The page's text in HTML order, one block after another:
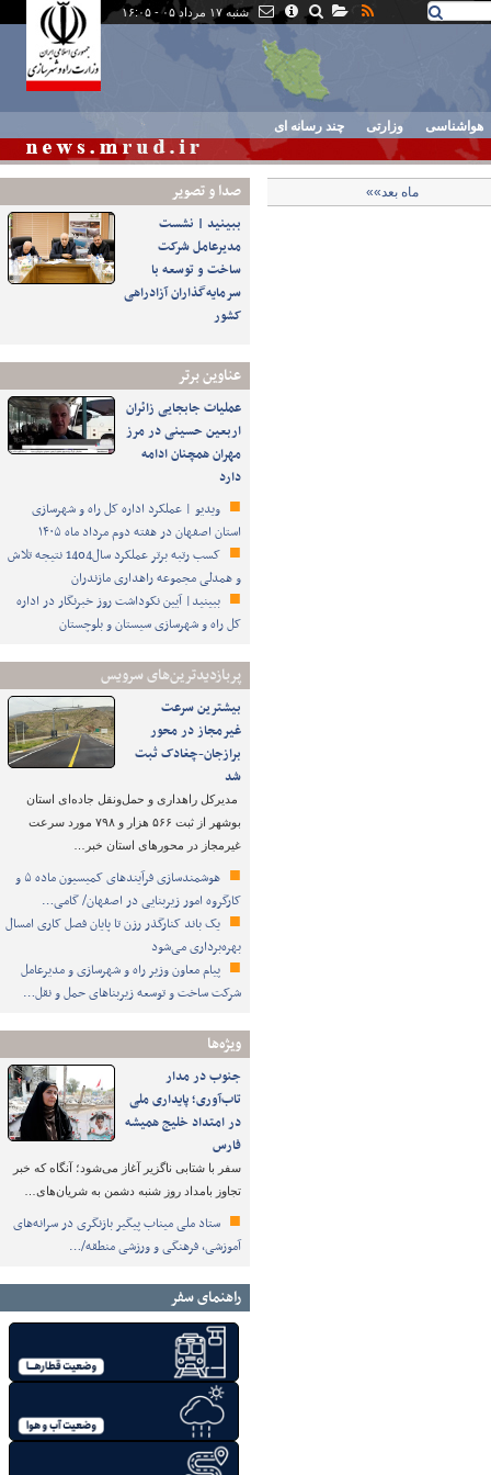
شنبه ۱۷ مرداد ۰۵ - ۱۶:۰۵
هواشناسی وزارتی چند رسانه ای
صدا و تصوير
ببینید | نشست
مدیرعامل شرکت
ساخت و توسعه با
سرمایه‌گذاران آزادراهی
کشور
عناوین برتر
عملیات جابجایی زائران
اربعین حسینی در مرز
مهران همچنان ادامه
دارد
ویدیو | عملکرد اداره کل راه و شهرسازی
استان اصفهان در هفته دوم مرداد ماه ۱۴۰۵
کسب رتبه برتر عملکرد سال1404 نتیجه تلاش
و همدلی مجموعه راهداری مازندران
ببینید| آیین نکوداشت روز خبرنگار در اداره
کل راه و شهرسازی سیستان و بلوچستان
پربازدیدترین‌های سرویس
بیشترین سرعت
غیرمجاز در محور
برازجان-چغادک ثبت
شد
مدیرکل راهداری و حمل‌ونقل جاده‌ای استان
بوشهر از ثبت ۵۶۶ هزار و ۷۹۸ مورد سرعت
غیرمجاز در محورهای استان خبر…
هوشمندسازی فرآیندهای کمیسیون ماده ۵ و
کارگروه امور زیربنایی در اصفهان/ گامی…
یک باند کنارگذر رزن تا پایان فصل کاری امسال
بهره‌برداری می‌شود
پیام معاون وزیر راه و شهرسازی و مدیرعامل
شرکت ساخت و توسعه زیربناهای حمل و نقل…
ویژه‌ها
جنوب در مدار
تاب‌آوری؛ پایداری ملی
در امتداد خلیج همیشه
فارس
سفر با شتابی ناگزیر آغاز می‌شود؛ آنگاه که خبر
تجاوز بامداد روز شنبه دشمن به شریان‌های…
ستاد ملی میناب پیگیر بازنگری در سرانه‌های
آموزشی، فرهنگی و ورزشی منطقه/…
راهنمای سفر
ماه بعد»»